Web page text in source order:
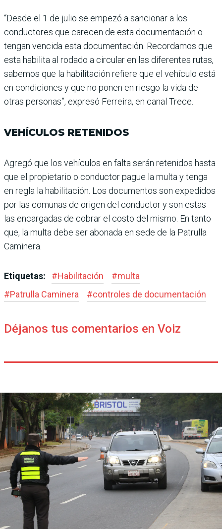
“Desde el 1 de julio se empezó a sancionar a los
conducto­res que carecen de esta docu­mentación o
tengan vencida esta documentación. Recor­damos que
esta habilita al rodado a circular en las dife­rentes rutas,
sabemos que la habilitación refiere que el vehículo está
en condiciones y que no ponen en riesgo la vida de
otras personas”, expresó Ferreira, en canal Trece.
VEHÍCULOS RETENIDOS
Agregó que los vehículos en falta serán retenidos hasta
que el propietario o conduc­tor pague la multa y tenga
en regla la habilitación. Los documentos son expedidos
por las comunas de origen del conductor y son estas
las encargadas de cobrar el costo del mismo. En tanto
que, la multa debe ser abonada en sede de la Patrulla
Caminera.
Etiquetas: #Habilitación #multa
#Patrulla Caminera #controles de documentación
Déjanos tus comentarios en Voiz